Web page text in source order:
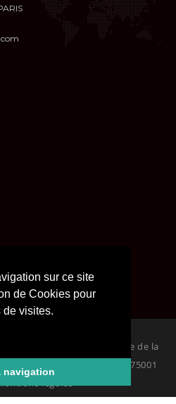
sur ce site
de Cookies pour
de visites.
navigation
Région parisienne spécialiste de la
Siège : 29 rue Coquillière 75001
légales